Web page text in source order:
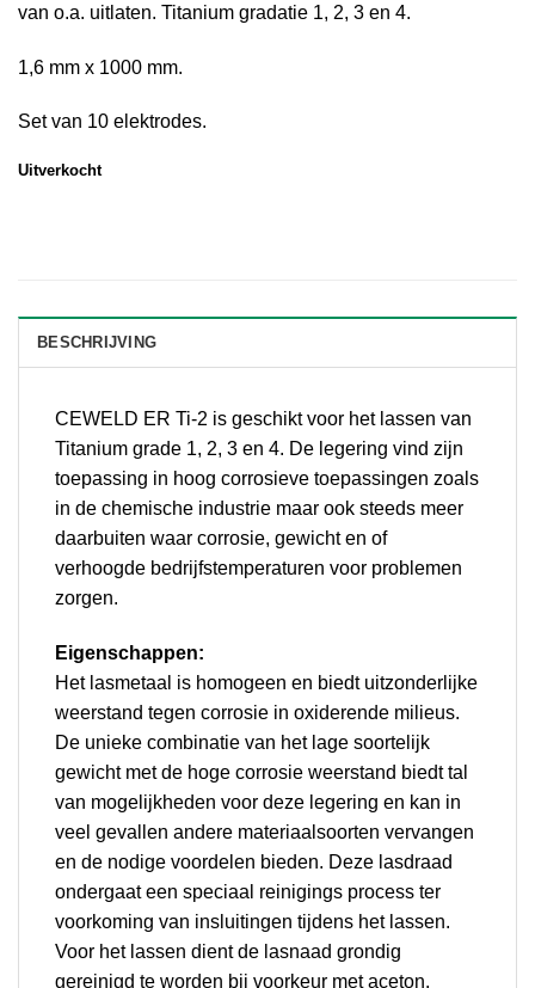
van o.a. uitlaten. Titanium gradatie 1, 2, 3 en 4.
1,6 mm x 1000 mm.
Set van 10 elektrodes.
Uitverkocht
BESCHRIJVING
CEWELD ER Ti-2 is geschikt voor het lassen van
Titanium grade 1, 2, 3 en 4. De legering vind zijn
toepassing in hoog corrosieve toepassingen zoals
in de chemische industrie maar ook steeds meer
daarbuiten waar corrosie, gewicht en of
verhoogde bedrijfstemperaturen voor problemen
zorgen.
Eigenschappen:
Het lasmetaal is homogeen en biedt uitzonderlijke
weerstand tegen corrosie in oxiderende milieus.
De unieke combinatie van het lage soortelijk
gewicht met de hoge corrosie weerstand biedt tal
van mogelijkheden voor deze legering en kan in
veel gevallen andere materiaalsoorten vervangen
en de nodige voordelen bieden. Deze lasdraad
ondergaat een speciaal reinigings process ter
voorkoming van insluitingen tijdens het lassen.
Voor het lassen dient de lasnaad grondig
gereinigd te worden bij voorkeur met aceton.